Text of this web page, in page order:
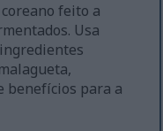
feito a
Usa
benefícios para a